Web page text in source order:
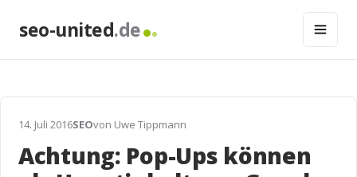
seo-united.de
14. Juli 2016SEOvon Uwe Tippmann
Achtung: Pop-Ups können